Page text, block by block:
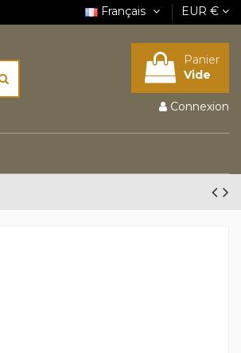
Français EUR €
Panier
Vide
Connexion